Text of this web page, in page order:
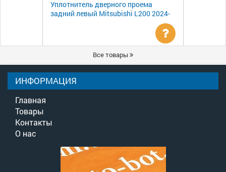
Уплотнитель дверного проема
задний левый Mitsubishi L200 2024-
Уточнить
цену
Все товары
ИНФОРМАЦИЯ
Главная
Товары
Контакты
О нас